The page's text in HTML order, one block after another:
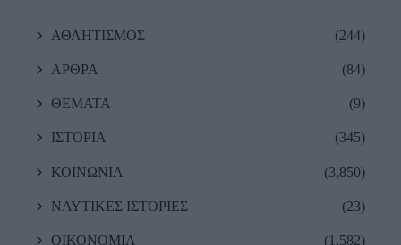
ΑΘΛΗΤΙΣΜΟΣ (244)
ΑΡΘΡΑ (84)
ΘΕΜΑΤΑ (9)
ΙΣΤΟΡΙΑ (345)
ΚΟΙΝΩΝΙΑ (3,850)
ΝΑΥΤΙΚΕΣ ΙΣΤΟΡΙΕΣ (23)
ΟΙΚΟΝΟΜΙΑ (1,582)